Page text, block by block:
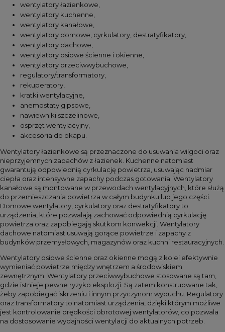
wentylatory łazienkowe,
wentylatory kuchenne,
wentylatory kanałowe,
wentylatory domowe, cyrkulatory, destratyfikatory,
wentylatory dachowe,
wentylatory osiowe ścienne i okienne,
wentylatory przeciwwybuchowe,
regulatory/transformatory,
rekuperatory,
kratki wentylacyjne,
anemostaty gipsowe,
nawiewniki szczelinowe,
osprzęt wentylacyjny,
akcesoria do okapu.
Wentylatory łazienkowe są przeznaczone do usuwania wilgoci oraz
nieprzyjemnych zapachów z łazienek. Kuchenne natomiast
gwarantują odpowiednią cyrkulację powietrza, usuwając nadmiar
ciepła oraz intensywne zapachy podczas gotowania. Wentylatory
kanałowe są montowane w przewodach wentylacyjnych, które służą
do przemieszczania powietrza w całym budynku lub jego części.
Domowe wentylatory, cyrkulatory oraz destratyfikatory to
urządzenia, które pozwalają zachować odpowiednią cyrkulację
powietrza oraz zapobiegają skutkom konwekcji. Wentylatory
dachowe natomiast usuwają gorące powietrze i zapachy z
budynków przemysłowych, magazynów oraz kuchni restauracyjnych.
Wentylatory osiowe ścienne oraz okienne mogą z kolei efektywnie
wymieniać powietrze między wnętrzem a środowiskiem
zewnętrznym. Wentylatory przeciwwybuchowe stosowane są tam,
gdzie istnieje pewne ryzyko eksplozji. Są zatem konstruowane tak,
żeby zapobiegać iskrzeniu i innym przyczynom wybuchu. Regulatory
oraz transformatory to natomiast urządzenia, dzięki którym możliwe
jest kontrolowanie prędkości obrotowej wentylatorów, co pozwala
na dostosowanie wydajności wentylacji do aktualnych potrzeb.